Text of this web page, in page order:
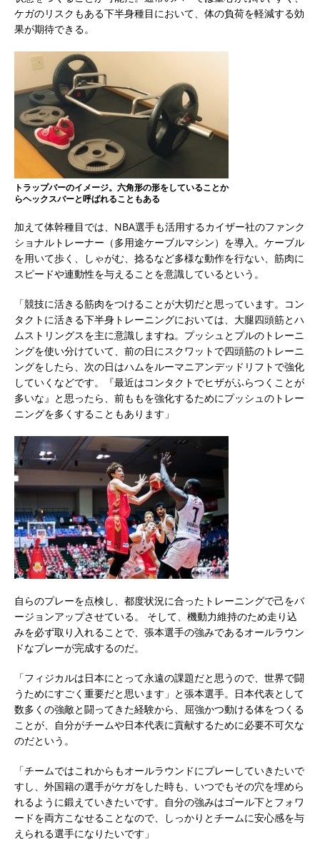
ケガのリスクもある下半身種目において、体の負荷を軽減する効
果が期待できる。
トラップバーのイメージ。六角形の形をしていることか
らヘックスバーと呼ばれることもある
加えて体幹種目では、NBA選手も活用するカイザー社のファンク
ショナルトレーナー（多用途ケーブルマシン）を導入。ケーブル
を用いて歩く、しゃがむ、捻るなど多様な動作を行ない、筋肉に
スピードや連動性を与えることを意識しているという。
「競技に活きる筋肉をつけることが大切だと思っています。コン
タクトに活きる下半身トレーニングにおいては、大腿四頭筋とハ
ムストリングスを主に意識しますね。プッシュとプルのトレーニ
ングを使い分けていて、前の日にスクワットで四頭筋のトレーニ
ングをしたら、次の日はハムをルーマニアンデッドリフトで強化
していくなどです。『最近はコンタクトでヒザがふらつくことが
多いな』と思ったら、前ももを強化するためにプッシュのトレー
ニングを多くすることもあります」
自らのプレーを点検し、都度状況に合ったトレーニングで己をバ
ージョンアップさせている。 そして、機動力維持のため走り込
みを必ず取り入れることで、張本選手の強みであるオールラウン
ドなプレーが完成するのだ。
「フィジカルは日本にとって永遠の課題だと思うので、世界で闘
うためにすごく重要だと思います」と張本選手。日本代表として
数多くの強敵と闘ってきた経験から、屈強かつ動ける体をつくる
ことが、自分がチームや日本代表に貢献するために必要不可欠な
のだという。
「チームではこれからもオールラウンドにプレーしていきたいで
すし、外国籍の選手がケガをした時も、いつでもその穴を埋めら
れるように鍛えていきたいです。自分の強みはゴール下とフォワ
ードを両方こなせることなので、しっかりとチームに安心感を与
えられる選手になりたいです」